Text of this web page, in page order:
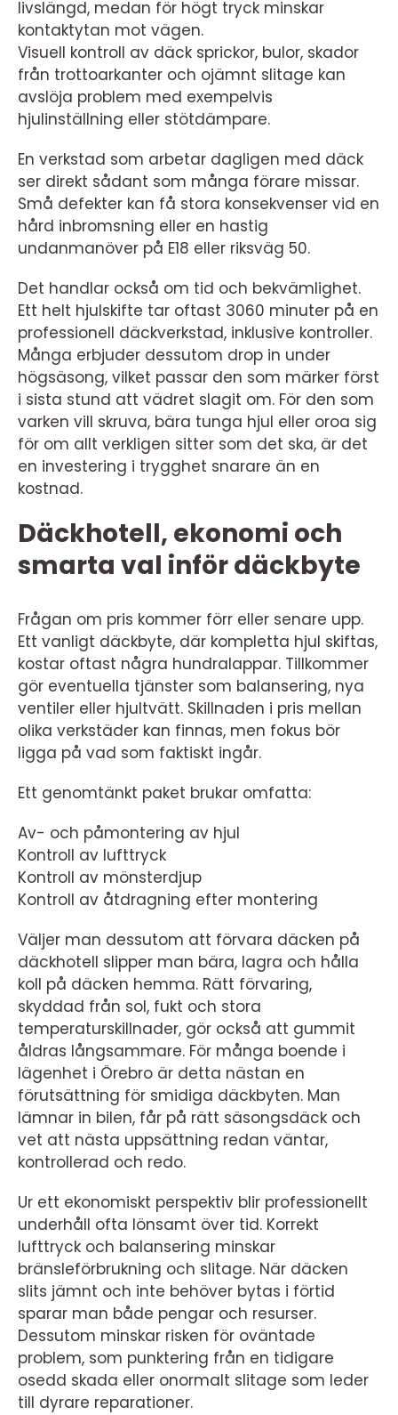
livslängd, medan för högt tryck minskar
kontaktytan mot vägen.
Visuell kontroll av däck sprickor, bulor, skador
från trottoarkanter och ojämnt slitage kan
avslöja problem med exempelvis
hjulinställning eller stötdämpare.
En verkstad som arbetar dagligen med däck
ser direkt sådant som många förare missar.
Små defekter kan få stora konsekvenser vid en
hård inbromsning eller en hastig
undanmanöver på E18 eller riksväg 50.
Det handlar också om tid och bekvämlighet.
Ett helt hjulskifte tar oftast 3060 minuter på en
professionell däckverkstad, inklusive kontroller.
Många erbjuder dessutom drop in under
högsäsong, vilket passar den som märker först
i sista stund att vädret slagit om. För den som
varken vill skruva, bära tunga hjul eller oroa sig
för om allt verkligen sitter som det ska, är det
en investering i trygghet snarare än en
kostnad.
Däckhotell, ekonomi och
smarta val inför däckbyte
Frågan om pris kommer förr eller senare upp.
Ett vanligt däckbyte, där kompletta hjul skiftas,
kostar oftast några hundralappar. Tillkommer
gör eventuella tjänster som balansering, nya
ventiler eller hjultvätt. Skillnaden i pris mellan
olika verkstäder kan finnas, men fokus bör
ligga på vad som faktiskt ingår.
Ett genomtänkt paket brukar omfatta:
Av- och påmontering av hjul
Kontroll av lufttryck
Kontroll av mönsterdjup
Kontroll av åtdragning efter montering
Väljer man dessutom att förvara däcken på
däckhotell slipper man bära, lagra och hålla
koll på däcken hemma. Rätt förvaring,
skyddad från sol, fukt och stora
temperaturskillnader, gör också att gummit
åldras långsammare. För många boende i
lägenhet i Örebro är detta nästan en
förutsättning för smidiga däckbyten. Man
lämnar in bilen, får på rätt säsongsdäck och
vet att nästa uppsättning redan väntar,
kontrollerad och redo.
Ur ett ekonomiskt perspektiv blir professionellt
underhåll ofta lönsamt över tid. Korrekt
lufttryck och balansering minskar
bränsleförbrukning och slitage. När däcken
slits jämnt och inte behöver bytas i förtid
sparar man både pengar och resurser.
Dessutom minskar risken för oväntade
problem, som punktering från en tidigare
osedd skada eller onormalt slitage som leder
till dyrare reparationer.